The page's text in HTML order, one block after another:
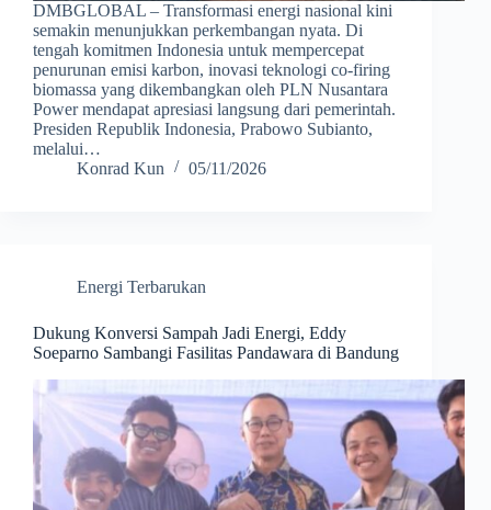
DMBGLOBAL – Transformasi energi nasional kini
semakin menunjukkan perkembangan nyata. Di
tengah komitmen Indonesia untuk mempercepat
penurunan emisi karbon, inovasi teknologi co-firing
biomassa yang dikembangkan oleh PLN Nusantara
Power mendapat apresiasi langsung dari pemerintah.
Presiden Republik Indonesia, Prabowo Subianto,
melalui…
Konrad Kun
05/11/2026
Energi Terbarukan
Dukung Konversi Sampah Jadi Energi, Eddy
Soeparno Sambangi Fasilitas Pandawara di Bandung